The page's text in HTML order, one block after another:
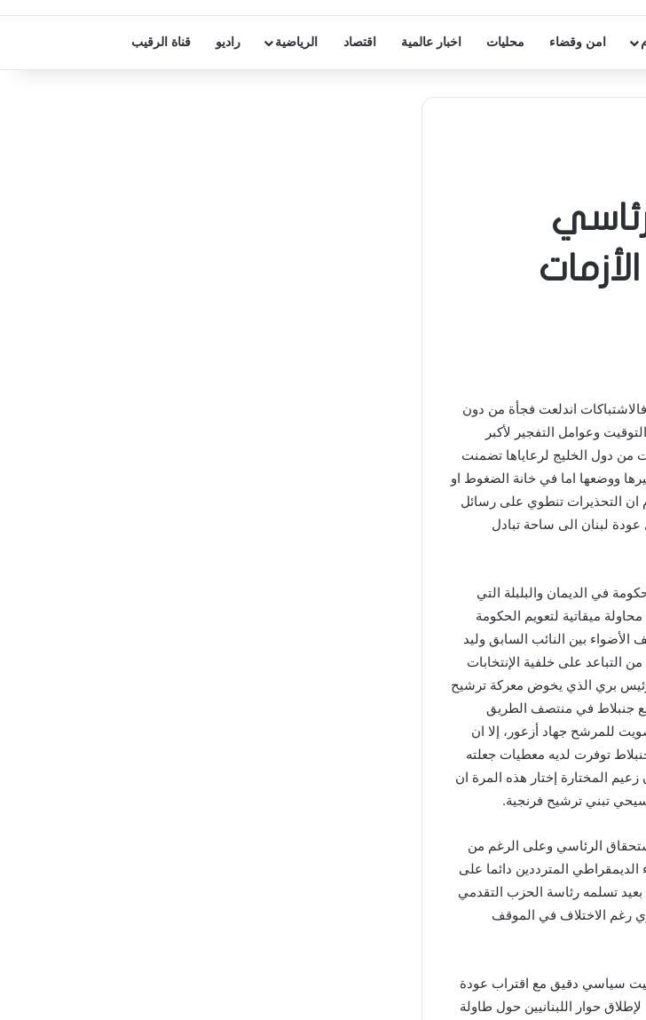
امن وقضاء محليات اخبار عالمية اقتصاد الرياضية راديو قناة الرقيب
اندلعت فجأة من دون
وعوامل التفجير لأكبر
من دول الخليج لرعاياها تضمنت
ووضعها اما في خانة الضغوط او
ان التحذيرات تنطوي على رسائل
عودة لبنان الى ساحة تبادل
في الديمان والبلبلة التي
ميقاتية لتعويم الحكومة
بين النائب السابق وليد
التباعد على خلفية الإنتخابات
بري الذي يخوض معركة ترشيح
مع جنبلاط في منتصف الطريق
للمرشح جهاد أزعور، إلا ان
توفرت لديه معطيات جعلته
المختارة إختار هذه المرة ان
تبني ترشيح فرنجية.
الرئاسي وعلى الرغم من
المترددين دائما على
بعيد تسلمه رئاسة الحزب التقدمي
رغم الاختلاف في الموقف
سياسي دقيق مع اقتراب عودة
حوار اللبنانيين حول طاولة